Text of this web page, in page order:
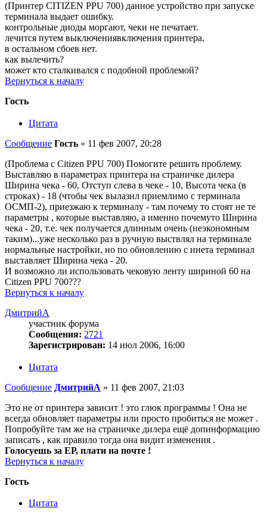
(Принтер CITIZEN PPU 700) данное устройство при запуске
терминала выдает ошибку.
контрольные диоды моргают, чеки не печатает.
лечится путем выключениявключения принтера.
в остальном сбоев нет.
как вылечить?
может кто сталкивался с подобной проблемой?
Вернуться к началу
Гость
Цитата
Сообщение Гость » 11 фев 2007, 20:28
(Проблема с Citizen PPU 700) Помогите решить проблему.
Выставляю в параметрах принтера на страничке дилера
Ширина чека - 60, Отступ слева в чеке - 10, Высота чека (в
строках) - 18 (чтобы чек вылазил приемлимо с терминала
ОСМП-2), приезжаю к терминалу - там почему то стоят не те
параметры , которые выставляю, а именно почемуто Ширина
чека - 20, т.е. чек получается длинным очень (неэкономным
таким)...уже несколько раз в ручную выствлял на терминале
нормальные настройки, но по обновлению с инета терминал
выставляет Ширина чека - 20.
И возможно ли использовать чековую ленту шириной 60 на
Citizen PPU 700???
Вернуться к началу
ДмитрийА
участник форума
Сообщения: 2721
Зарегистрирован: 14 июл 2006, 16:00
Цитата
Сообщение ДмитрийА » 11 фев 2007, 21:03
Это не от принтера зависит ! это глюк программы ! Она не
всегда обновляет параметры или просто пробиться не может .
Попробуйте там же на страничке дилера ещё допинформацию
записать , как правило тогда она видит изменения .
Голосуешь за ЕР, плати на почте !
Вернуться к началу
Гость
Цитата